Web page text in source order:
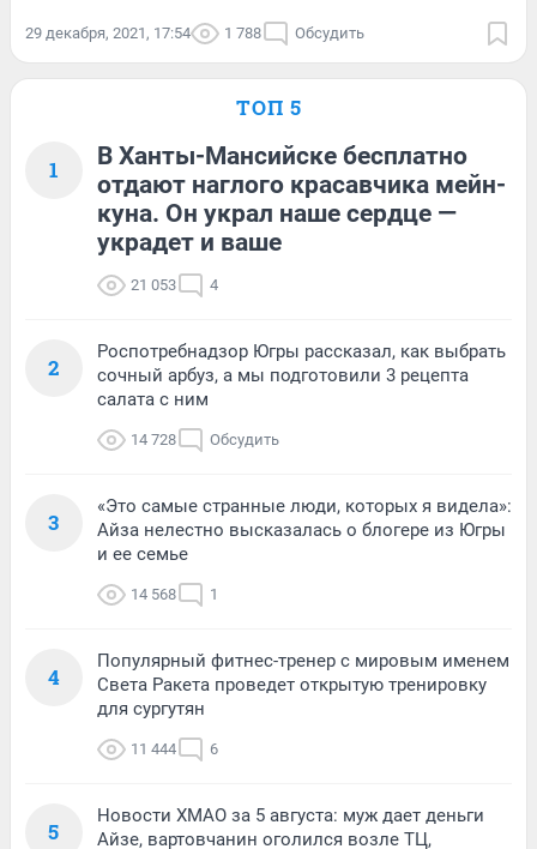
29 декабря, 2021, 17:54 1 788 Обсудить
ТОП 5
1
В Ханты-Мансийске бесплатно
отдают наглого красавчика мейн-
куна. Он украл наше сердце —
украдет и ваше
21 053 4
2
Роспотребнадзор Югры рассказал, как выбрать
сочный арбуз, а мы подготовили 3 рецепта
салата с ним
14 728 Обсудить
3
«Это самые странные люди, которых я видела»:
Айза нелестно высказалась о блогере из Югры
и ее семье
14 568 1
4
Популярный фитнес-тренер с мировым именем
Света Ракета проведет открытую тренировку
для сургутян
11 444 6
5
Новости ХМАО за 5 августа: муж дает деньги
Айзе, вартовчанин оголился возле ТЦ,